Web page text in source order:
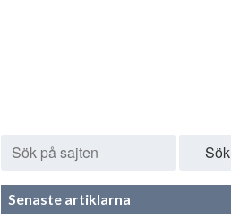
Sök
Senaste artiklarna